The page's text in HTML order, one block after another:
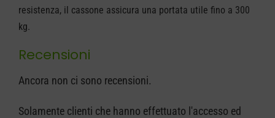
resistenza, il cassone assicura una portata utile fino a 300
kg.
Recensioni
Ancora non ci sono recensioni.
Solamente clienti che hanno effettuato l'accesso ed